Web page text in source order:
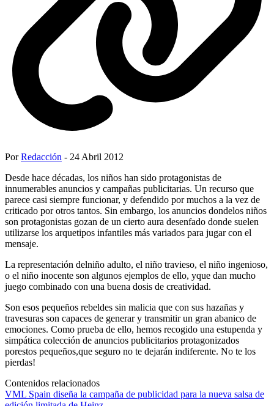
PorRedacción - 24 Abril 2012
Desde hace décadas, los niños han sido protagonistas de
innumerables anuncios y campañas publicitarias. Un recurso que
parece casi siempre funcionar, y defendido por muchos a la vez de
criticado por otros tantos. Sin embargo, los anuncios dondelos niños
son protagonistas gozan de un cierto aura desenfado donde suelen
utilizarse los arquetipos infantiles más variados para jugar con el
mensaje.
La representación delniño adulto, el niño travieso, el niño ingenioso,
o el niño inocente son algunos ejemplos de ello, yque dan mucho
juego combinado con una buena dosis de creatividad.
Son esos pequeños rebeldes sin malicia que con sus hazañas y
travesuras son capaces de generar y transmitir un gran abanico de
emociones. Como prueba de ello, hemos recogido una estupenda y
simpática colección de anuncios publicitarios protagonizados
porestos pequeños,que seguro no te dejarán indiferente. No te los
pierdas!
Contenidos relacionados
VML Spain diseña la campaña de publicidad para la nueva salsa de